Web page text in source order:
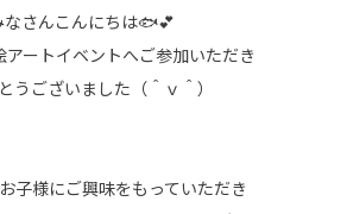
なさんこんにちは🐟💕
アートイベントへご参加いただき
うございました（＾ｖ＾）
子様にご興味をもっていただき